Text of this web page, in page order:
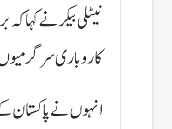
نیٹلی بیکر نے
کاروباری سرگرمیوں
انہوں نے پاکستان